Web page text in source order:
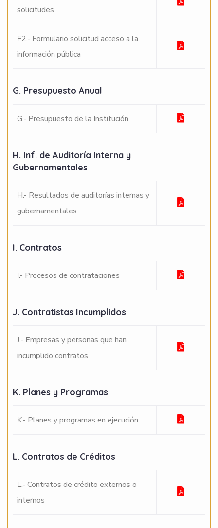
solicitudes
F2.- Formulario solicitud acceso a la
información pública
G. Presupuesto Anual
G.- Presupuesto de la Institución
H. Inf. de Auditoría Interna y
Gubernamentales
H.- Resultados de auditorías internas y
gubernamentales
I. Contratos
I.- Procesos de contrataciones
J. Contratistas Incumplidos
J.- Empresas y personas que han
incumplido contratos
K. Planes y Programas
K.- Planes y programas en ejecución
L. Contratos de Créditos
L.- Contratos de crédito externos o
internos